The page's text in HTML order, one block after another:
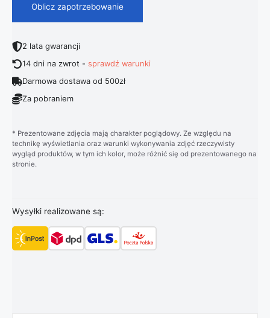
Oblicz zapotrzebowanie
2 lata gwarancji
14 dni na zwrot -sprawdź warunki
Darmowa dostawa od 500zł
Za pobraniem
* Prezentowane zdjęcia mają charakter poglądowy. Ze względu na
technikę wyświetlania oraz warunki wykonywania zdjęć rzeczywisty
wygląd produktów, w tym ich kolor, może różnić się od prezentowanego na
stronie.
Wysyłki realizowane są: